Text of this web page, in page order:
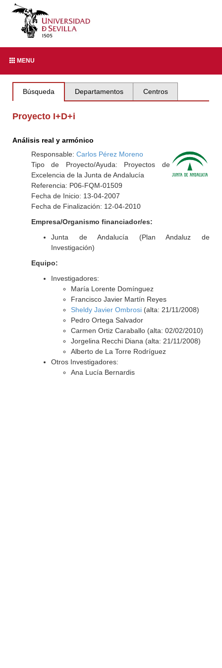
MENU
Búsqueda Departamentos Centros
Proyecto I+D+i
Análisis real y armónico
Responsable: Carlos Pérez Moreno
Tipo de Proyecto/Ayuda: Proyectos de
Excelencia de la Junta de Andalucía
Referencia: P06-FQM-01509
Fecha de Inicio: 13-04-2007
Fecha de Finalización: 12-04-2010
Empresa/Organismo financiador/es:
Junta de Andalucía (Plan Andaluz de
Investigación)
Equipo:
Investigadores:
María Lorente Domínguez
Francisco Javier Martín Reyes
Sheldy Javier Ombrosi(alta: 21/11/2008)
Pedro Ortega Salvador
Carmen Ortiz Caraballo (alta: 02/02/2010)
Jorgelina Recchi Diana (alta: 21/11/2008)
Alberto de La Torre Rodríguez
Otros Investigadores:
Ana Lucía Bernardis